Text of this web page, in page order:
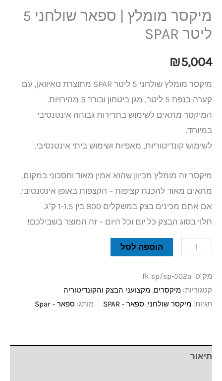
מיקסר מומלץ | ספאר שולחני 5
ליטר SPAR
₪5,004
מיקסר מומלץ שולחני 5 ליטר SPAR מתוצרת טאיוואן, עם
קערה בנפח 5 ליטר, מגן ביטחון ובורר 5 מהירויות.
המיקסר מתאים לשימוש בתדירות גבוהה אינטנסיבי
במיוחד.
לשימוש קונדיטוריות, מאפיות ושימוש ביתי אינטנסיבי.
מיקסר זה מומלץ מכיוון שהוא אמין מאוד וחסכוני במקום.
מתאים מאוד להכנת קציפות – הקצפות באופן אינטנסיבי.
אם אתם מכינים בצק במשקלים 800 בין 1-1.5 ק"ג.
תלוי בסוג הבצק כל יום וכל היום – זה המוצר בשבילכם!
הוספה לסל
מק"ט: fk sp/sp-502a
קטגוריות: מיקסרים, מקצועני הבצק והקונדיטוריה
תגיות: מיקסר שולחני, ספאר - SPAR מותג: ספאר - Spar
תיאור